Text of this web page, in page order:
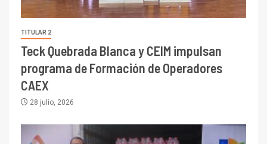
TITULAR 2
Teck Quebrada Blanca y CEIM impulsan
programa de Formación de Operadores
CAEX
28 julio, 2026